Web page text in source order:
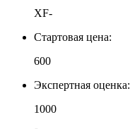
XF-
Стартовая цена:
600
Экспертная оценка:
1000